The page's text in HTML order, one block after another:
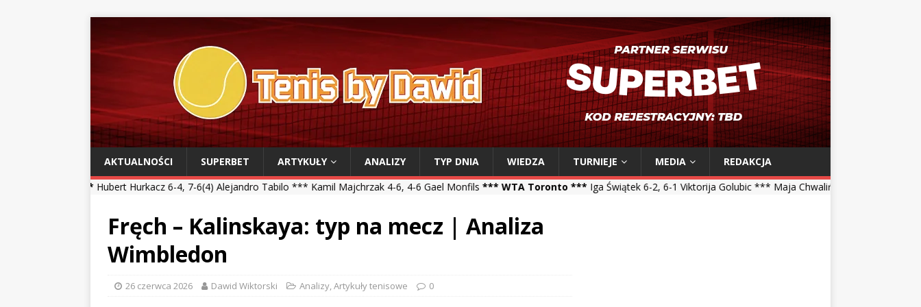
AKTUALNOŚCI SUPERBET ARTYKUŁY ANALIZY TYP DNIA WIEDZA TURNIEJE MEDIA
REDAKCJA
Hubert Hurkacz 6-4, 7-6(4) Alejandro Tabilo *** Kamil Majchrzak 4-6, 4-6 Gael Monfils*** WTA Toronto ***Iga Świątek 6-2, 6-1 Viktorija Golubic *** Maja Chwalińska 5-7, 1-6 Talia Gibson ***
Fręch – Kalinskaya: typ na mecz | Analiza
Wimbledon
26 czerwca 2026 Dawid Wiktorski Analizy,Artykuły tenisowe 0